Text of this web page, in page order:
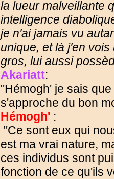
la lueur malveillante
intelligence
je n'ai jamais vu
unique, et là j'en
gros, lui aussi
Akariatt:
"Hémogh' je sais
s'approche du bon
Hémogh' :
"Ce sont eux qui
est ma vrai nature,
ces individus sont
fonction de ce qu'ils